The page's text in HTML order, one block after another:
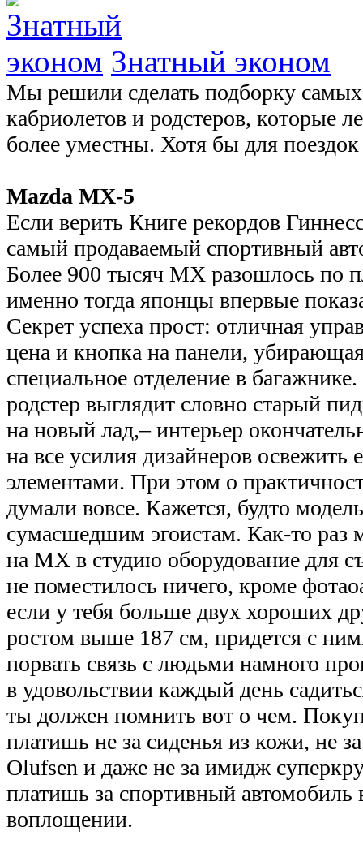
Знатный эконом
Мы решили сделать подборку
кабриолетов и родстеров, которые
более уместны. Хотя бы для поездок
Mazda MX-5
Если верить Книге рекордов
самый продаваемый спортивный
Более 900 тысяч MX разошлось по
именно тогда японцы впервые
Секрет успеха прост: отличная
цена и кнопка на панели,
специальное отделение в
родстер выглядит словно старый
на новый лад,– интерьер
на все усилия дизайнеров освежить
элементами. При этом о
думали вовсе. Кажется, будто
сумасшедшим эгоистам. Как-то раз
на MX в студию оборудование для
не поместилось ничего, кроме
если у тебя больше двух хороших
ростом выше 187 см, придется с
порвать связь с людьми намного
в удовольствии каждый день
ты должен помнить вот о чем.
платишь не за сиденья из кожи, не
Olufsen и даже не за имидж
платишь за спортивный автомобиль
воплощении.